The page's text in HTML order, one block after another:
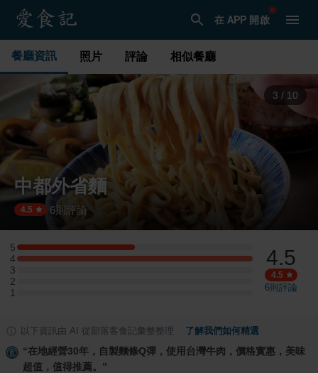
在 APP 開啟
餐廳資訊 照片 評論 相似餐廳
3 / 10
中都外省麵
4.5 6則評論
5
5 星：1 則評論
4
4 星：2 則評論
3
3 星：0 則評論
2
2 星：0 則評論
1
1 星：0 則評論
4.5
4.5
6則評論
以下資訊由 AI 從部落客食記彙整整理 了解我們如何精選
“在地經營30年，自製麵條Q彈，使用台灣牛肉，價格實惠，美味
超值，值得推薦。 ”